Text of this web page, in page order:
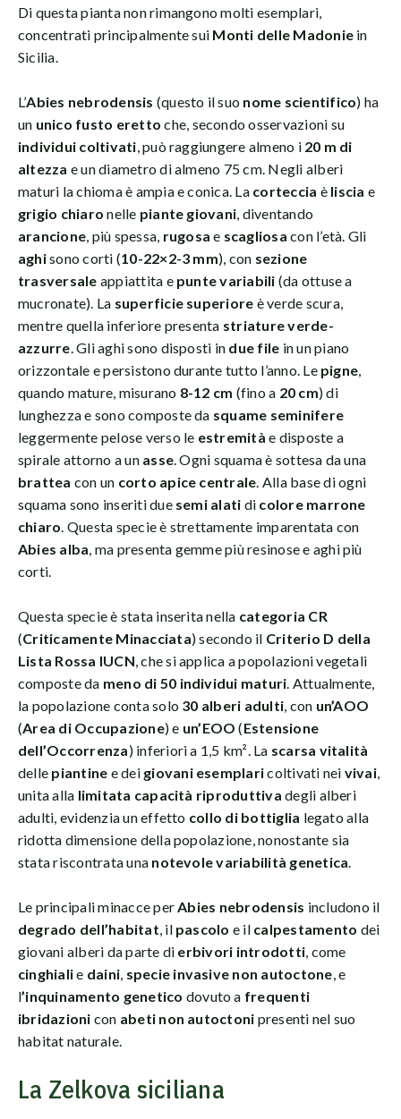
Di questa pianta non rimangono molti esemplari,
concentrati principalmente sui Monti delle Madonie in
Sicilia.
L’Abies nebrodensis (questo il suo nome scientifico) ha
un unico fusto eretto che, secondo osservazioni su
individui coltivati , può raggiungere almeno i 20 m di
altezza e un diametro di almeno 75 cm. Negli alberi
maturi la chioma è ampia e conica. La corteccia è liscia e
grigio chiaro nelle piante giovani , diventando
arancione , più spessa, rugosa e scagliosa con l’età. Gli
aghisono corti (10-22×2-3 mm), con sezione
trasversale appiattita e punte variabili (da ottuse a
mucronate). La superficie superiore è verde scura,
mentre quella inferiore presenta striature verde-
azzurre . Gli aghi sono disposti in due file in un piano
orizzontale e persistono durante tutto l’anno. Le pigne
quando mature, misurano 8-12 cm (fino a 20 cm) di
lunghezza e sono composte da squame seminifere
leggermente pelose verso le estremità e disposte a
spirale attorno a un asse . Ogni squama è sottesa da una
brattea con un corto apice centrale . Alla base di ogni
squama sono inseriti duesemi alati di colore marrone
chiaro . Questa specie è strettamente imparentata con
Abies alba , ma presenta gemme più resinose e aghi più
corti.
Questa specie è stata inserita nella categoria CR
(Criticamente Minacciata) secondo il Criterio D della
Lista Rossa IUCN , che si applica a popolazioni vegetali
composte da meno di 50 individui maturi . Attualmente,
la popolazione conta solo 30 alberi adulti , con un’AOO
(Area di Occupazione) e un’EOO(Estensione
dell’Occorrenza) inferiori a 1,5 km². La scarsa vitalità
delle piantine e deigiovani esemplaricoltivati nei vivai,
unita alla limitata capacità riproduttiva degli alberi
adulti, evidenzia un effetto collo di bottiglia legato alla
ridotta dimensione della popolazione, nonostante sia
stata riscontrata una notevole variabilità genetica
Le principali minacce per Abies nebrodensis includono il
degrado dell’habitat , il pascolo e il calpestamento dei
giovani alberi da parte di erbivori introdotti , come
cinghialie daini specie invasive non autoctone , e
l’inquinamento genetico dovuto a frequenti
ibridazioni con abeti non autoctoni presenti nel suo
habitat naturale.
La Zelkova siciliana